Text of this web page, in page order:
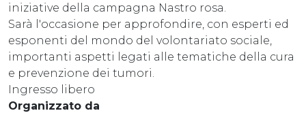
iniziative della campagna Nastro rosa.
Sarà l'occasione per approfondire, con esperti ed
esponenti del mondo del volontariato sociale,
importanti aspetti legati alle tematiche della cura
e prevenzione dei tumori.
Ingresso libero
Organizzato da